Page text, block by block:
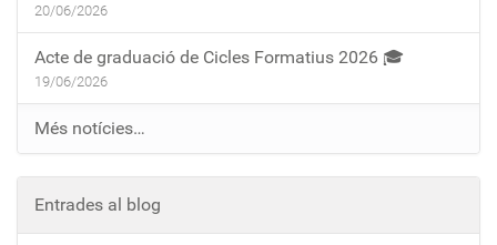
20/06/2026
Acte de graduació de Cicles Formatius 2026 🎓
19/06/2026
Més notícies…
Entrades al blog